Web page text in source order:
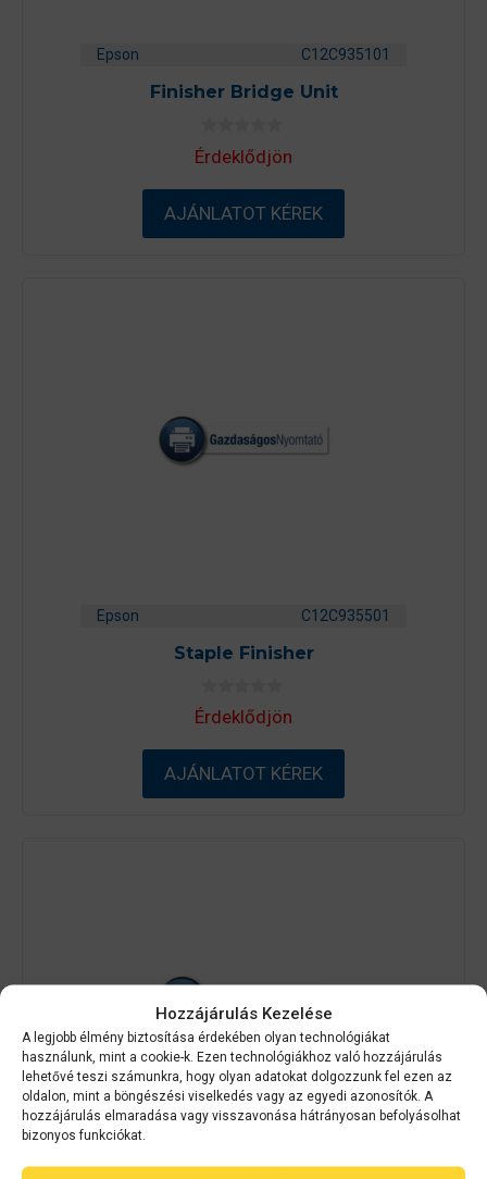
Hozzájárulás Kezelése
A legjobb élmény biztosítása érdekében olyan technológiákat
használunk, mint a cookie-k. Ezen technológiákhoz való hozzájárulás
lehetővé teszi számunkra, hogy olyan adatokat dolgozzunk fel ezen az
oldalon, mint a böngészési viselkedés vagy az egyedi azonosítók. A
hozzájárulás elmaradása vagy visszavonása hátrányosan befolyásolhat
bizonyos funkciókat.
Epson C12C935101
Finisher Bridge Unit
0
a
5
-
b
ő
Érdeklődjön
AJÁNLATOT KÉREK
Epson C12C935501
Staple Finisher
0
a
5
-
b
ő
Érdeklődjön
AJÁNLATOT KÉREK